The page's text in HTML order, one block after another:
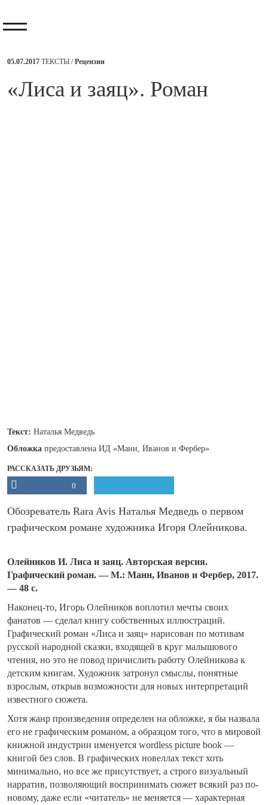
05.07.2017 ТЕКСТЫ /Рецензии
​«Лиса и заяц». Роман
Текст: Наталья Медведь
Обложка предоставлена ИД «Манн, Иванов и Фербер»
РАССКАЗАТЬ ДРУЗЬЯМ:
0
Обозреватель Rara Avis Наталья Медведь о первом
графическом романе художника Игоря Олейникова.
Олейников И. Лиса и заяц. Авторская версия.
Графический роман. — М.: Манн, Иванов и Фербер, 2017.
— 48 с.
Наконец-то, Игорь Олейников воплотил мечты своих
фанатов — сделал книгу собственных иллюстраций.
Графический роман «Лиса и заяц» нарисован по мотивам
русской народной сказки, входящей в круг малышового
чтения, но это не повод причислить работу Олейникова к
детским книгам. Художник затронул смыслы, понятные
взрослым, открыв возможности для новых интерпретаций
известного сюжета.
Хотя жанр произведения определен на обложке, я бы назвала
его не графическим романом, а образцом того, что в мировой
книжной индустрии именуется wordless picture book —
книгой без слов. В графических новеллах текст хоть
минимально, но все же присутствует, а строго визуальный
нарратив, позволяющий воспринимать сюжет всякий раз по-
новому, даже если «читатель» не меняется — характерная